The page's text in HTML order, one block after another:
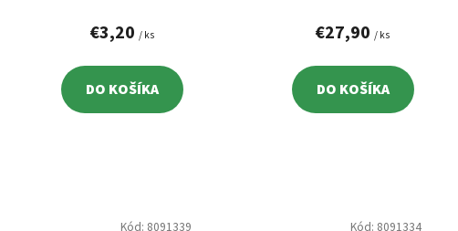
€3,20/ ks
DO KOŠÍKA
€27,90/ ks
DO KOŠÍKA
Kód: 8091339 Kód: 8091334